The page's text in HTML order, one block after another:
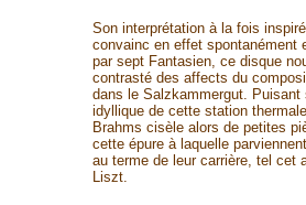
Son interprétation à la fois
convainc en effet spontanément
par sept Fantasien, ce disque
contrasté des affects du
dans le Salzkammergut.
idyllique de cette station
Brahms cisèle alors de petites
cette épure à laquelle
au terme de leur carrière, tel cet
Liszt.